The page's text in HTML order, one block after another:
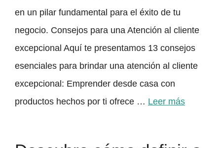
en un pilar fundamental para el éxito de tu
negocio. Consejos para una Atención al cliente
excepcional Aquí te presentamos 13 consejos
esenciales para brindar una atención al cliente
excepcional: Emprender desde casa con
productos hechos por ti ofrece … Leer más